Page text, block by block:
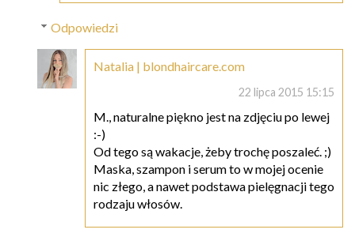
Odpowiedzi
Natalia | blondhaircare.com
22 lipca 2015 15:15
M., naturalne piękno jest na zdjęciu po lewej
:-)
Od tego są wakacje, żeby trochę poszaleć. ;)
Maska, szampon i serum to w mojej ocenie
nic złego, a nawet podstawa pielęgnacji tego
rodzaju włosów.